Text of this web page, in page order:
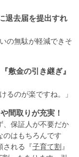
退去届を提出すれ
の無駄が軽減できそ
敷金の引き継ぎ』
るのが楽ですね。」
間取りが充実！
、保証人が不要だか
のはもちろんです
される『子育て割 』